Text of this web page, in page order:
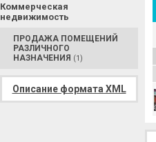
Коммерческая
недвижимость
ПРОДАЖА ПОМЕЩЕНИЙ
РАЗЛИЧНОГО
НАЗНАЧЕНИЯ (1)
Описание формата XML